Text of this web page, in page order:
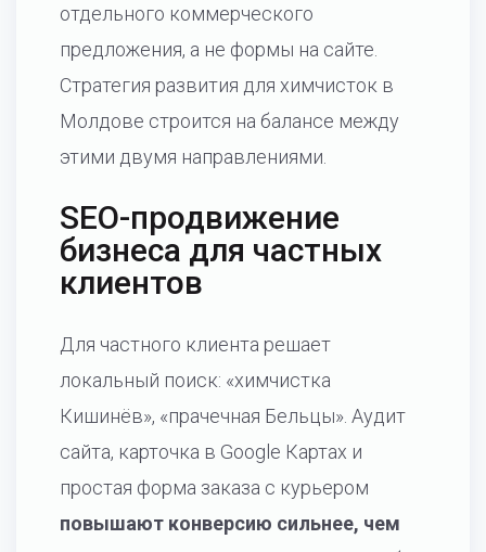
отдельного коммерческого
предложения, а не формы на сайте.
Стратегия развития для химчисток в
Молдове строится на балансе между
этими двумя направлениями.
SEO-продвижение
бизнеса для частных
клиентов
Для частного клиента решает
локальный поиск: «химчистка
Кишинёв», «прачечная Бельцы». Аудит
сайта, карточка в Google Картах и
простая форма заказа с курьером
повышают конверсию сильнее, чем